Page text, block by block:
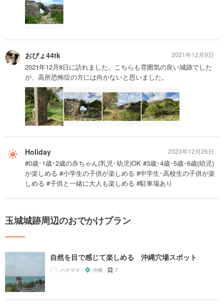
おぴょ44tk
2021年12月8日に訪れました。こちらも雰囲気の良い城跡でした
が、高所恐怖症の方には向かないと思いました。
2021年12月9日
Holiday
#0歳･1歳･2歳の赤ちゃん(乳児･幼児)OK #3歳･4歳･5歳･6歳(幼児)
が楽しめる #小学生の子供が楽しめる #中学生･高校生の子供が楽
しめる #子供と一緒に大人も楽しめる #駐車場あり
2023年12月26日
玉城城跡周辺のおでかけプラン
自然を目で感じて楽しめる 沖縄穴場スポット
ハナママ 沖縄 7